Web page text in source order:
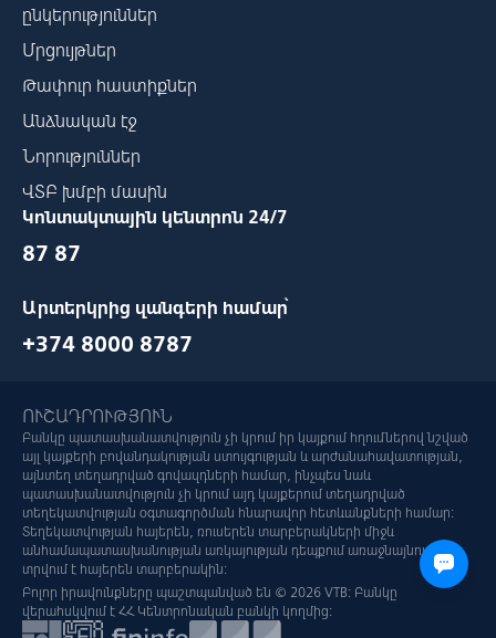
ընկերություններ
Մրցույթներ
Թափուր հաստիքներ
Անձնական էջ
Նորություններ
ՎՏԲ խմբի մասին
Կոնտակտային կենտրոն 24/7
87 87
Արտերկրից զանգերի համար՝
+374 8000 8787
ՈՒՇԱԴՐՈՒԹՅՈՒՆ
Բանկը պատասխանատվություն չի կրում իր կայքում հղումներով նշված
այլ կայքերի բովանդակության ստույգության և արժանահավատության,
այնտեղ տեղադրված գովազդների համար, ինչպես նաև
պատասխանատվություն չի կրում այդ կայքերում տեղադրված
տեղեկատվության օգտագործման հնարավոր հետևանքների համար:
Տեղեկատվության հայերեն, ռուսերեն տարբերակների միջև
անհամապատասխանության առկայության դեպքում առաջնայնությունը
տրվում է հայերեն տարբերակին:
Բոլոր իրավունքները պաշտպանված են © 2026 VTB: Բանկը
վերահսկվում է ՀՀ Կենտրոնական բանկի կողմից: